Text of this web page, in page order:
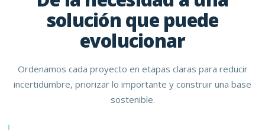
solución que puede
evolucionar
Ordenamos cada proyecto en etapas claras para reducir
incertidumbre, priorizar lo importante y construir una base
sostenible.